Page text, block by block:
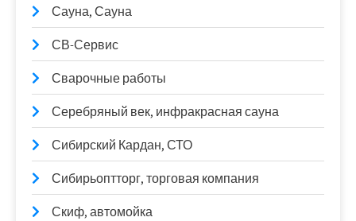
Сауна, Сауна
СВ-Сервис
Сварочные работы
Серебряный век, инфракрасная сауна
Сибирский Кардан, СТО
Сибирьоптторг, торговая компания
Скиф, автомойка